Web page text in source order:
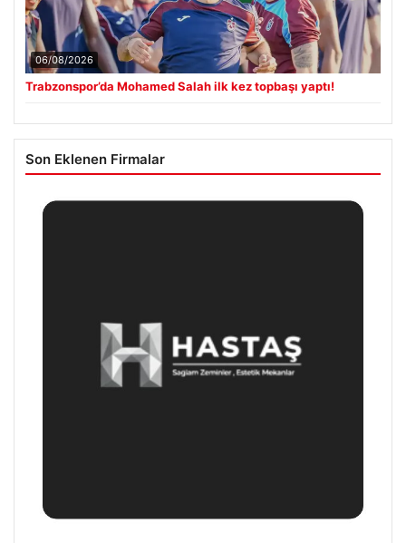
06/08/2026
Trabzonspor’da Mohamed Salah ilk kez topbaşı yaptı!
Son Eklenen Firmalar